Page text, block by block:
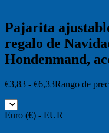
Pajarita
regalo de
Hondenmand,
€3,83 - €6,33Rango de
Euro (€) - EUR